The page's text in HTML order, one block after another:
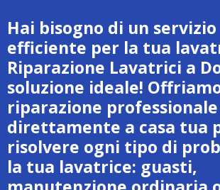
Hai bisogno di un
efficiente per la tua
Riparazione Lavatrici a
soluzione ideale!
riparazione professionale
direttamente a casa tua
risolvere ogni tipo di
la tua lavatrice: guasti,